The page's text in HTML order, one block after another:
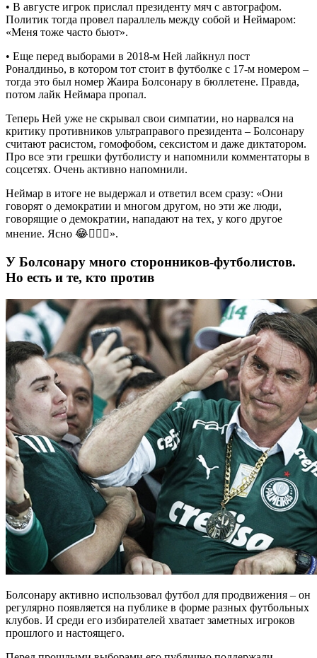
• В августе игрок прислал президенту мяч с автографом.
Политик тогда провел параллель между собой и Неймаром:
«Меня тоже часто бьют».
• Еще перед выборами в 2018-м Ней лайкнул пост
Роналдиньо, в котором тот стоит в футболке с 17-м номером –
тогда это был номер Жаира Болсонару в бюллетене. Правда,
потом лайк Неймара пропал.
Теперь Ней уже не скрывал свои симпатии, но нарвался на
критику противников ультраправого президента – Болсонару
считают расистом, гомофобом, сексистом и даже диктатором.
Про все эти грешки футболисту и напомнили комментаторы в
соцсетях. Очень активно напомнили.
Неймар в итоге не выдержал и ответил всем сразу: «Они
говорят о демократии и многом другом, но эти же люди,
говорящие о демократии, нападают на тех, у кого другое
мнение. Ясно 😂🤷🏽‍♂️».
У Болсонару много сторонников-футболистов.
Но есть и те, кто против
Болсонару активно использовал футбол для продвижения – он
регулярно появляется на публике в форме разных футбольных
клубов. И среди его избирателей хватает заметных игроков
прошлого и настоящего.